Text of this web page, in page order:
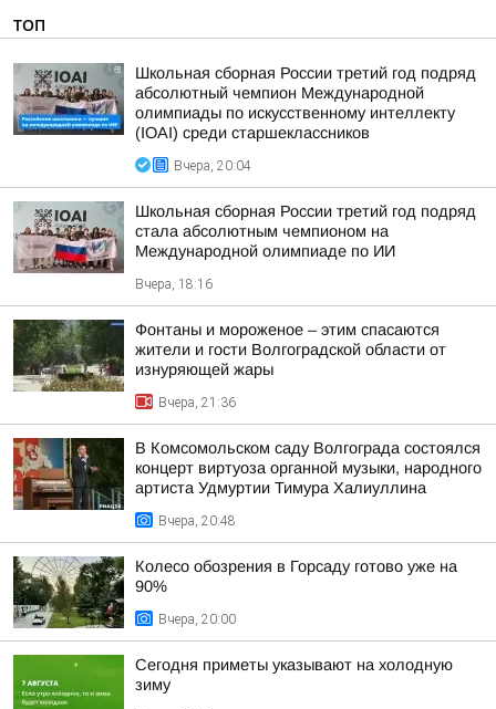
ТОП
Школьная сборная России третий год подряд
абсолютный чемпион Международной
олимпиады по искусственному интеллекту
(IOAI) среди старшеклассников
Вчера, 20:04
Школьная сборная России третий год подряд
стала абсолютным чемпионом на
Международной олимпиаде по ИИ
Вчера, 18:16
Фонтаны и мороженое – этим спасаются
жители и гости Волгоградской области от
изнуряющей жары
Вчера, 21:36
В Комсомольском саду Волгограда состоялся
концерт виртуоза органной музыки, народного
артиста Удмуртии Тимура Халиуллина
Вчера, 20:48
Колесо обозрения в Горсаду готово уже на
90%
Вчера, 20:00
Сегодня приметы указывают на холодную
зиму